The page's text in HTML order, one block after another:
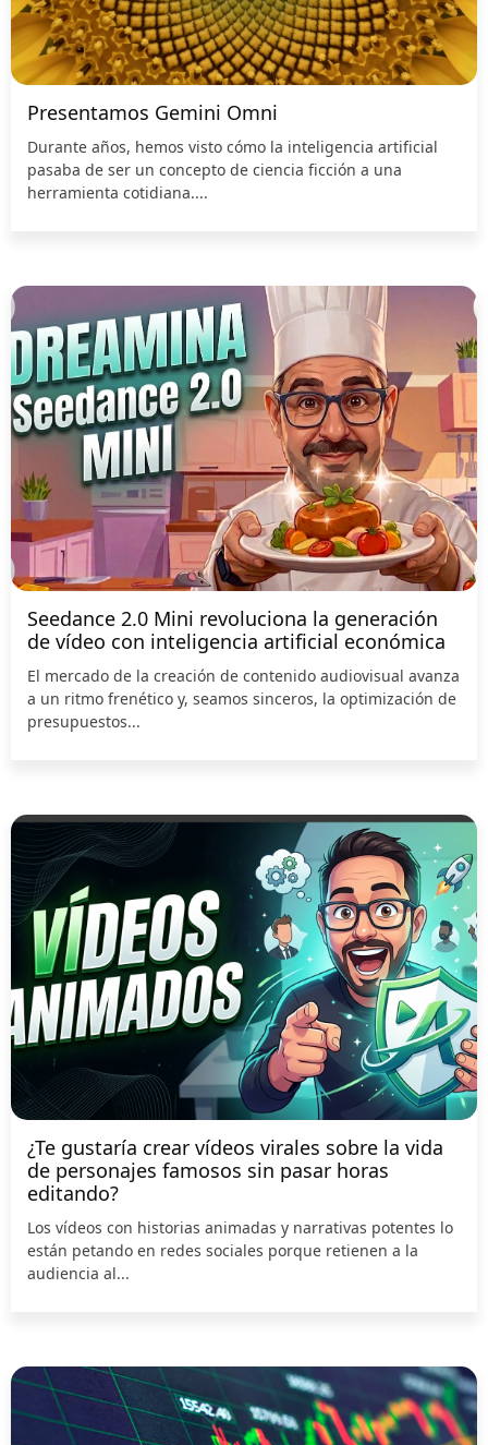
Presentamos Gemini Omni
Durante años, hemos visto cómo la inteligencia artificial
pasaba de ser un concepto de ciencia ficción a una
herramienta cotidiana....
Seedance 2.0 Mini revoluciona la generación
de vídeo con inteligencia artificial económica
El mercado de la creación de contenido audiovisual avanza
a un ritmo frenético y, seamos sinceros, la optimización de
presupuestos...
¿Te gustaría crear vídeos virales sobre la vida
de personajes famosos sin pasar horas
editando?
Los vídeos con historias animadas y narrativas potentes lo
están petando en redes sociales porque retienen a la
audiencia al...